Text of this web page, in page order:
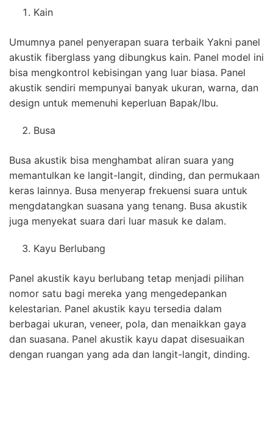
Kain
Umumnya panel penyerapan suara terbaik Yakni panel
akustik fiberglass yang dibungkus kain. Panel model ini
bisa mengkontrol kebisingan yang luar biasa. Panel
akustik sendiri mempunyai banyak ukuran, warna, dan
design untuk memenuhi keperluan Bapak/Ibu.
Busa
Busa akustik bisa menghambat aliran suara yang
memantulkan ke langit-langit, dinding, dan permukaan
keras lainnya. Busa menyerap frekuensi suara untuk
mengdatangkan suasana yang tenang. Busa akustik
juga menyekat suara dari luar masuk ke dalam.
Kayu Berlubang
Panel akustik kayu berlubang tetap menjadi pilihan
nomor satu bagi mereka yang mengedepankan
kelestarian. Panel akustik kayu tersedia dalam
berbagai ukuran, veneer, pola, dan menaikkan gaya
dan suasana. Panel akustik kayu dapat disesuaikan
dengan ruangan yang ada dan langit-langit, dinding.